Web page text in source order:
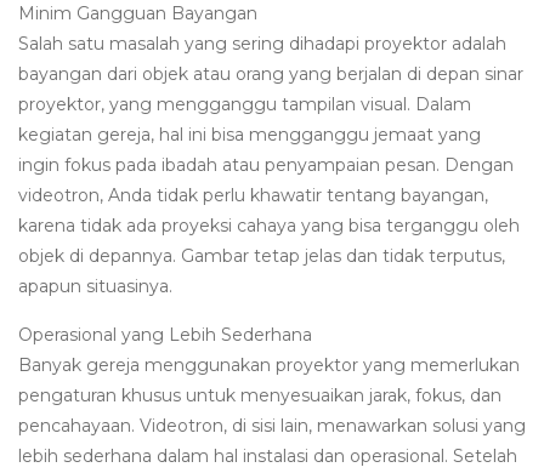
Minim Gangguan Bayangan
Salah satu masalah yang sering dihadapi proyektor adalah
bayangan dari objek atau orang yang berjalan di depan sinar
proyektor, yang mengganggu tampilan visual. Dalam
kegiatan gereja, hal ini bisa mengganggu jemaat yang
ingin fokus pada ibadah atau penyampaian pesan. Dengan
videotron, Anda tidak perlu khawatir tentang bayangan,
karena tidak ada proyeksi cahaya yang bisa terganggu oleh
objek di depannya. Gambar tetap jelas dan tidak terputus,
apapun situasinya.
Operasional yang Lebih Sederhana
Banyak gereja menggunakan proyektor yang memerlukan
pengaturan khusus untuk menyesuaikan jarak, fokus, dan
pencahayaan. Videotron, di sisi lain, menawarkan solusi yang
lebih sederhana dalam hal instalasi dan operasional. Setelah